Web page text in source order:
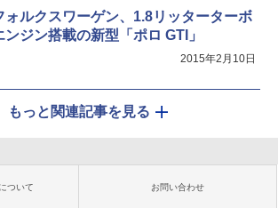
ォルクスワーゲン、1.8リッターターボ
ンジン搭載の新型「ポロ GTI」
2015年2月10日
もっと関連記事を見る
ついて お問い合わせ